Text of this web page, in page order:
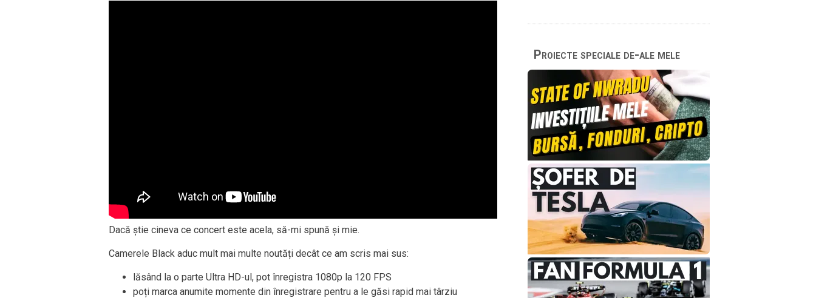
Dacă știe cineva ce concert este acela, să-mi spună și mie.
Camerele Black aduc mult mai multe noutăți decât ce am scris mai sus:
lăsând la o parte Ultra HD-ul, pot înregistra 1080p la 120 FPS
poți marca anumite momente din înregistrare pentru a le găsi rapid mai târziu
Proiecte speciale de-ale mele